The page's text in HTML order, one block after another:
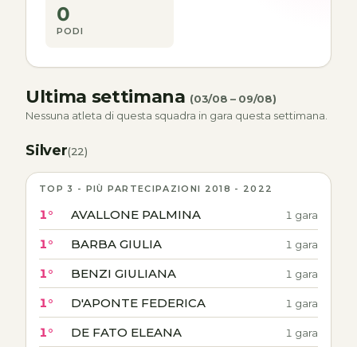
0
PODI
Ultima settimana (03/08 – 09/08)
Nessuna atleta di questa squadra in gara questa settimana.
Silver(22)
TOP 3 - PIÙ PARTECIPAZIONI 2018 - 2022
1° AVALLONE PALMINA 1 gara
1° BARBA GIULIA 1 gara
1° BENZI GIULIANA 1 gara
1° D'APONTE FEDERICA 1 gara
1° DE FATO ELEANA 1 gara